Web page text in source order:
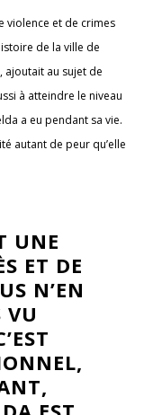
violence et de crimes
de la ville de
ajoutait au sujet de
à atteindre le niveau
a eu pendant sa vie.
autant de peur qu’elle
UNE
ET DE
N’EN
VU